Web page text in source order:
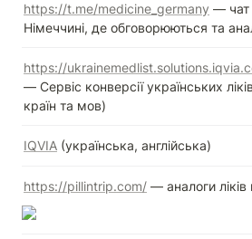
https://t.me/medicine_germany — чат
Німеччині, де обговорюються та
https://
— Сервіс конверсії українських
країн та мов)
IQVIA (українська, англійська)
https://pillintrip.com/ — аналоги